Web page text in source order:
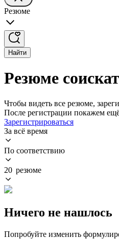
Резюме
Найти
Резюме
Чтобы видеть все резюме,
После регистрации покажем
Зарегистрироваться
За всё время
По соответствию
20 резюме
Ничего не нашлось
Попробуйте изменить